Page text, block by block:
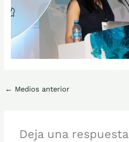
← Medios anterior
Deja una respuesta